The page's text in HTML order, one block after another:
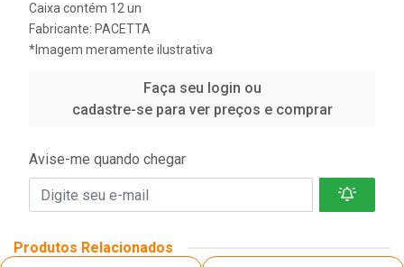
Caixa contém 12 un
Fabricante: PACETTA
*Imagem meramente ilustrativa
Faça seu login ou
cadastre-se para ver preços e comprar
Avise-me quando chegar
Produtos Relacionados